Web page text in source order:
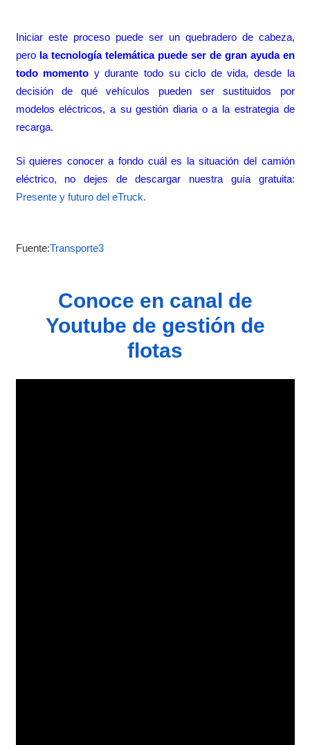
Iniciar este proceso puede ser un quebradero de cabeza,
perola tecnología telemática puede ser de gran ayuda en
todo momento y durante todo su ciclo de vida, desde la
decisión de qué vehículos pueden ser sustituidos por
modelos eléctricos, a su gestión diaria o a la estrategia de
recarga.
Si quieres conocer a fondo cuál es la situación del camión
eléctrico, no dejes de descargar nuestra guía gratuita:
Presente y futuro del eTruck.
Fuente:Transporte3
Conoce en canal de
Youtube de gestión de
flotas